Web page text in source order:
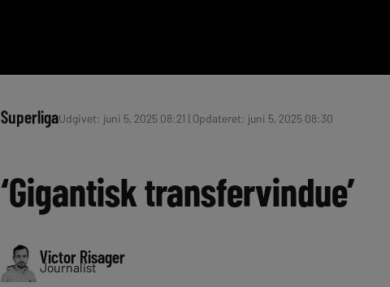
SuperligaUdgivet: juni 5, 2025 08:21 | Opdateret: juni 5, 2025 08:30
‘Gigantisk transfervindue’
Victor Risager
Journalist